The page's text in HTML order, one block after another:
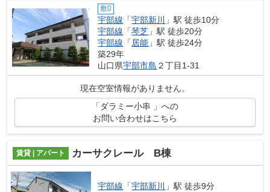
敷0
宇部線 「宇部新川
」駅 徒歩10分
宇部線 「琴芝 」駅 徒歩20分
宇部線 「 居能 」駅 徒歩24分
築29年
山口県宇部市島 ２丁目1-31
現在空室情報がありません。
「ダラミー小串 」への
お問い合わせはこちら
賃貸 | アパート カーサクレール B棟
宇部線 「宇部新川
」駅 徒歩9分